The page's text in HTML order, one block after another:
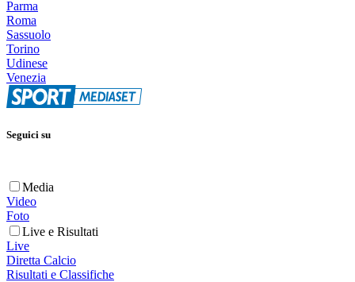
Parma
Roma
Sassuolo
Torino
Udinese
Venezia
Seguici su
Media
Video
Foto
Live e Risultati
Live
Diretta Calcio
Risultati e Classifiche